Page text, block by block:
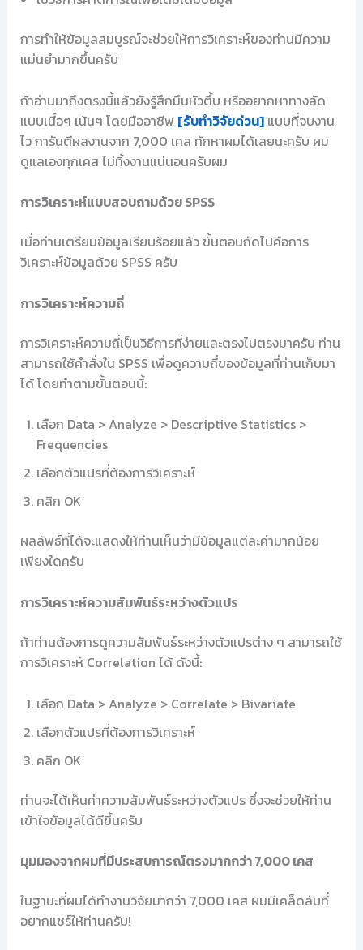
การทำให้ข้อมูลสมบูรณ์จะช่วยให้การวิเคราะห์ของท่านมีความ
แม่นยำมากขึ้นครับ
ถ้าอ่านมาถึงตรงนี้แล้วยังรู้สึกมึนหัวตึ้บ หรืออยากหาทางลัด
แบบเนื้อๆ เน้นๆ โดยมืออาชีพ [รับทำวิจัยด่วน]แบบที่จบงาน
ไว การันตีผลงานจาก 7,000 เคส ทักหาผมได้เลยนะครับ ผม
ดูแลเองทุกเคส ไม่ทิ้งงานแน่นอนครับผม
การวิเคราะห์แบบสอบถามด้วย SPSS
เมื่อท่านเตรียมข้อมูลเรียบร้อยแล้ว ขั้นตอนถัดไปคือการ
วิเคราะห์ข้อมูลด้วย SPSS ครับ
การวิเคราะห์ความถี่
การวิเคราะห์ความถี่เป็นวิธีการที่ง่ายและตรงไปตรงมาครับ ท่าน
สามารถใช้คำสั่งใน SPSS เพื่อดูความถี่ของข้อมูลที่ท่านเก็บมา
ได้ โดยทำตามขั้นตอนนี้:
เลือก Data > Analyze > Descriptive Statistics >
Frequencies
เลือกตัวแปรที่ต้องการวิเคราะห์
คลิก OK
ผลลัพธ์ที่ได้จะแสดงให้ท่านเห็นว่ามีข้อมูลแต่ละค่ามากน้อย
เพียงใดครับ
การวิเคราะห์ความสัมพันธ์ระหว่างตัวแปร
ถ้าท่านต้องการดูความสัมพันธ์ระหว่างตัวแปรต่าง ๆ สามารถใช้
การวิเคราะห์ Correlation ได้ ดังนี้:
เลือก Data > Analyze > Correlate > Bivariate
เลือกตัวแปรที่ต้องการวิเคราะห์
คลิก OK
ท่านจะได้เห็นค่าความสัมพันธ์ระหว่างตัวแปร ซึ่งจะช่วยให้ท่าน
เข้าใจข้อมูลได้ดีขึ้นครับ
มุมมองจากผมที่มีประสบการณ์ตรงมากกว่า 7,000 เคส
ในฐานะที่ผมได้ทำงานวิจัยมากว่า 7,000 เคส ผมมีเคล็ดลับที่
อยากแชร์ให้ท่านครับ!